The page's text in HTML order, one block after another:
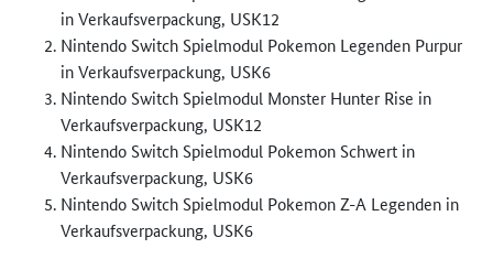
in Verkaufsverpackung, USK12
Nintendo Switch Spielmodul Pokemon Legenden Purpur
in Verkaufsverpackung, USK6
Nintendo Switch Spielmodul Monster Hunter Rise in
Verkaufsverpackung, USK12
Nintendo Switch Spielmodul Pokemon Schwert in
Verkaufsverpackung, USK6
Nintendo Switch Spielmodul Pokemon Z-A Legenden in
Verkaufsverpackung, USK6